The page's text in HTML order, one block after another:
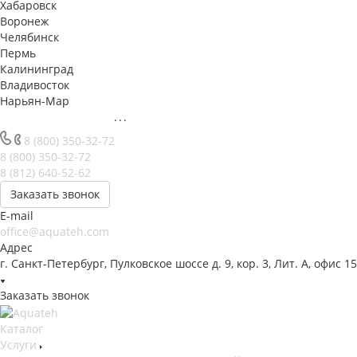
Хабаровск
Воронеж
Челябинск
Пермь
Калининград
Владивосток
Нарьян-Мар
...
8 (800) 350-32-72
8 (800) 350-32-72
8 (812) 640-52-62
Заказать звонок
E-mail
office@aquateh.com
Адрес
г. Санкт-Петербург, Пулковское шоссе д. 9, кор. 3, Лит. А, офис
Заказать звонок
Каталог
Услуги